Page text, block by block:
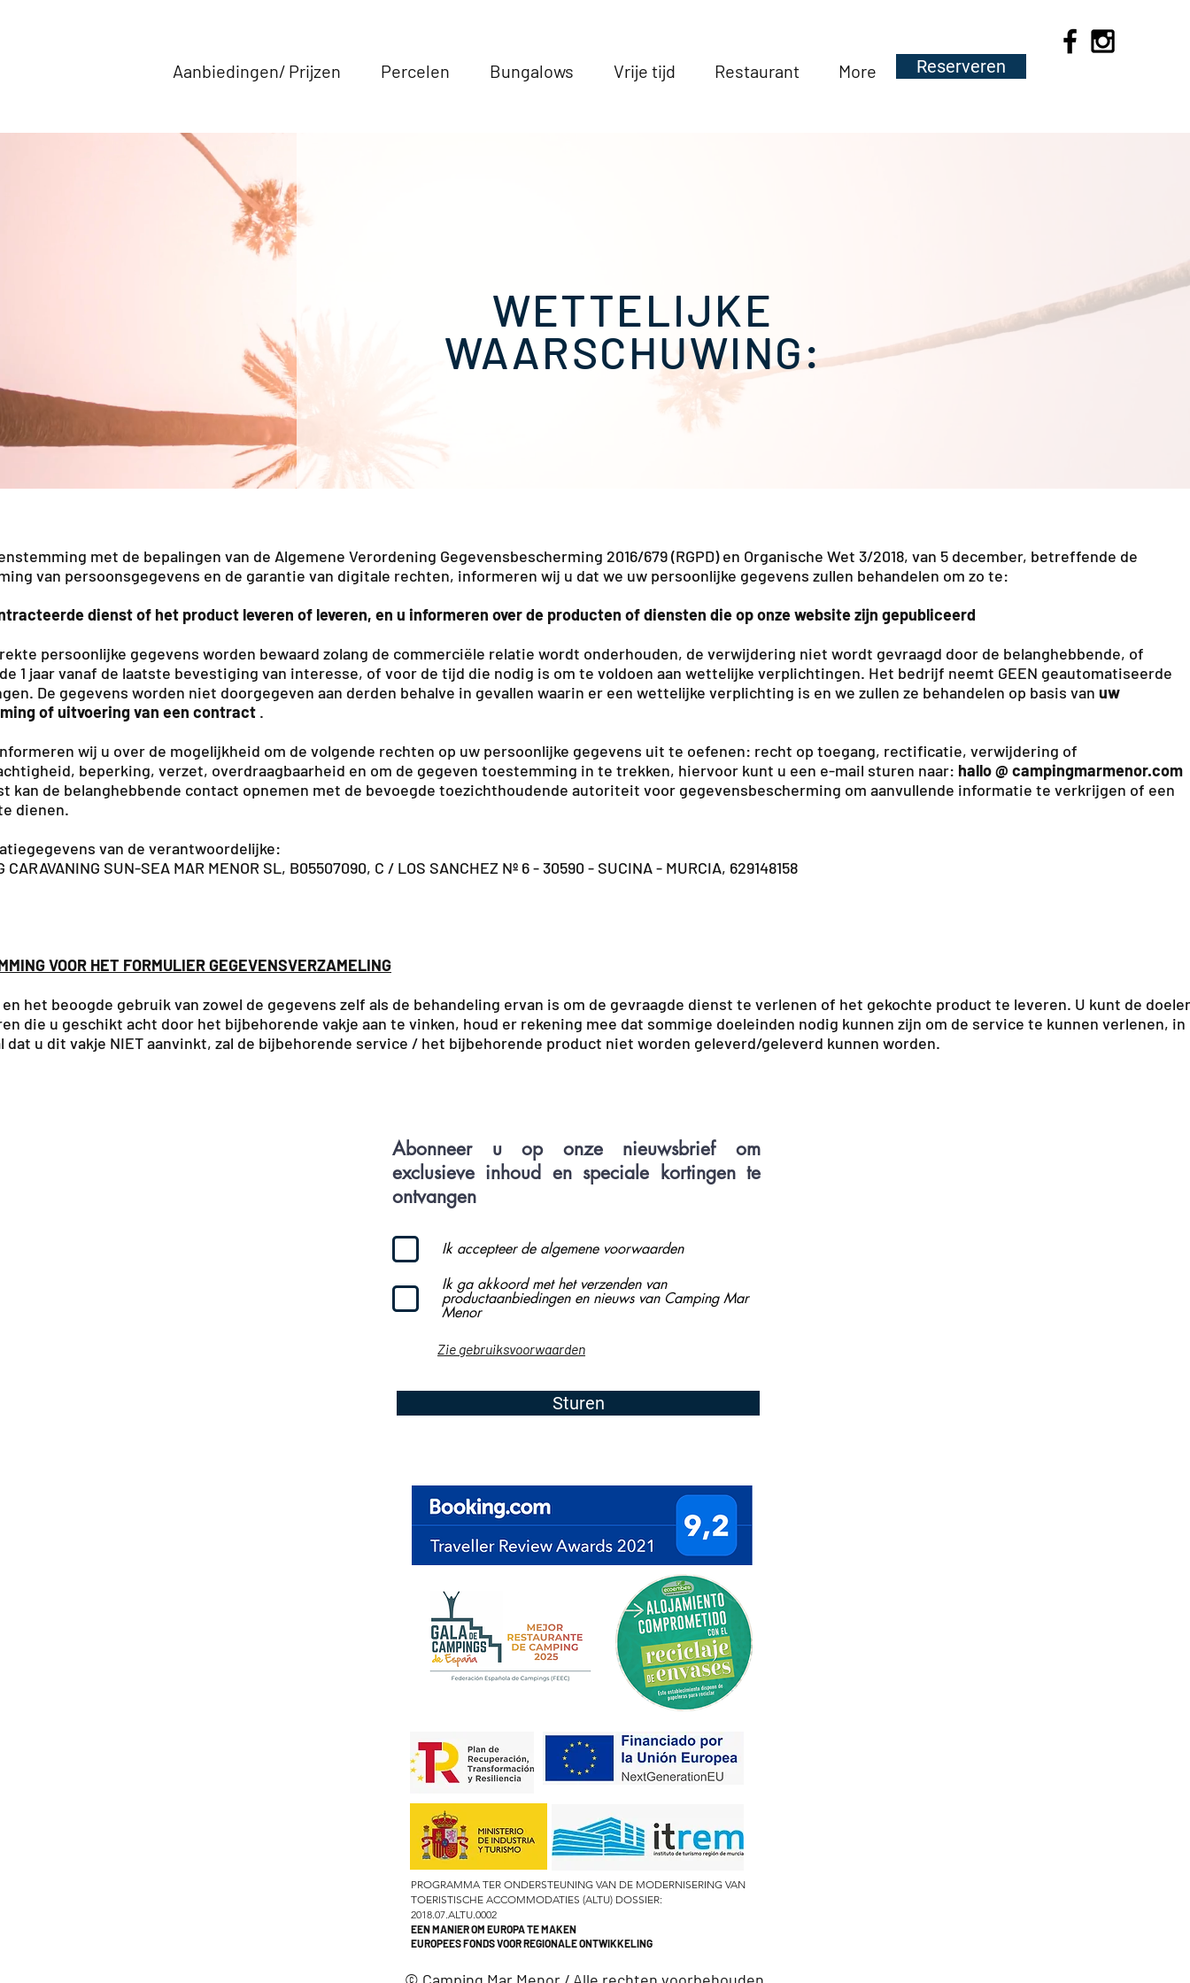
Aanbiedingen/ Prijzen Percelen Bungalows Vrije tijd Restaurant More Reserveren
WETTELIJKE
WAARSCHUWING:
met de bepalingen van de Algemene Verordening Gegevensbescherming 2016/679 (RGPD) en Organische Wet 3/2018, van 5 december, betreffende de
van persoonsgegevens en de garantie van digitale rechten, informeren wij u dat we uw persoonlijke gegevens zullen behandelen om zo te:
dienst of het product leveren of leveren, en u informeren over de producten of diensten die op onze website zijn gepubliceerd
persoonlijke gegevens worden bewaard zolang de commerciële relatie wordt onderhouden, de verwijdering niet wordt gevraagd door de belanghebbende, of
1 jaar vanaf de laatste bevestiging van interesse, of voor de tijd die nodig is om te voldoen aan wettelijke verplichtingen. Het bedrijf neemt GEEN geautomatiseerde
De gegevens worden niet doorgegeven aan derden behalve in gevallen waarin er een wettelijke verplichting is en we zullen ze behandelen op basis van uw
of uitvoering van een contract .
wij u over de mogelijkheid om de volgende rechten op uw persoonlijke gegevens uit te oefenen: recht op toegang, rectificatie, verwijdering of
beperking, verzet, overdraagbaarheid en om de gegeven toestemming in te trekken, hiervoor kunt u een e-mail sturen naar: hallo @ campingmarmenor.com
kan de belanghebbende contact opnemen met de bevoegde toezichthoudende autoriteit voor gegevensbescherming om aanvullende informatie te verkrijgen of een
dienen.
van de verantwoordelijke:
CARAVANING SUN-SEA MAR MENOR SL, B05507090, C / LOS SANCHEZ Nº 6 - 30590 - SUCINA - MURCIA, 629148158
VOOR HET FORMULIER GEGEVENSVERZAMELING
het beoogde gebruik van zowel de gegevens zelf als de behandeling ervan is om de gevraagde dienst te verlenen of het gekochte product te leveren. U kunt de
die u geschikt acht door het bijbehorende vakje aan te vinken, houd er rekening mee dat sommige doeleinden nodig kunnen zijn om de service te kunnen verlenen, in
dat u dit vakje NIET aanvinkt, zal de bijbehorende service / het bijbehorende product niet worden geleverd/geleverd kunnen worden.
Abonneer u op onze nieuwsbrief om
exclusieve inhoud en speciale kortingen te
ontvangen
Ik accepteer de algemene voorwaarden
Ik ga akkoord met het verzenden van
productaanbiedingen en nieuws van Camping Mar
Menor
Zie gebruiksvoorwaarden
Sturen
PROGRAMMA TER ONDERSTEUNING VAN DE MODERNISERING VAN
TOERISTISCHE ACCOMMODATIES (ALTU) DOSSIER:
2018.07.ALTU.0002
EEN MANIER OM EUROPA TE MAKEN
EUROPEES FONDS VOOR REGIONALE ONTWIKKELING